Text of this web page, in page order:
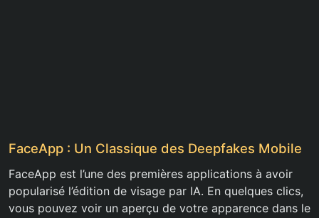
FaceApp : Un Classique des Deepfakes Mobile
FaceApp est l’une des premières applications à avoir
popularisé l’édition de visage par IA. En quelques clics,
vous pouvez voir un aperçu de votre apparence dans le